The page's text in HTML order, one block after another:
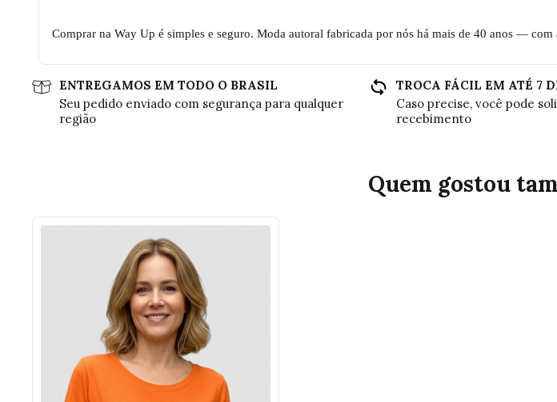
Comprar na Way Up é simples e seguro. Moda autoral fabricada por nós há mais de 40 anos —
ENTREGAMOS EM TODO O BRASIL
Seu pedido enviado com segurança para qualquer
região
TROCA FÁCIL EM ATÉ 7
Caso precise, você pode
recebimento
Quem gostou